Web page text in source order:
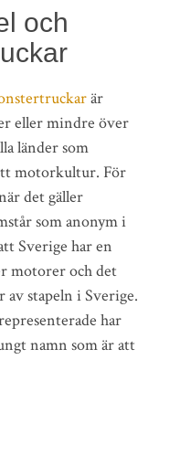
och
är
eller mindre över
länder som
motorkultur. För
det gäller
som anonym i
Sverige har en
motorer och det
av stapeln i Sverige.
har
namn som är att